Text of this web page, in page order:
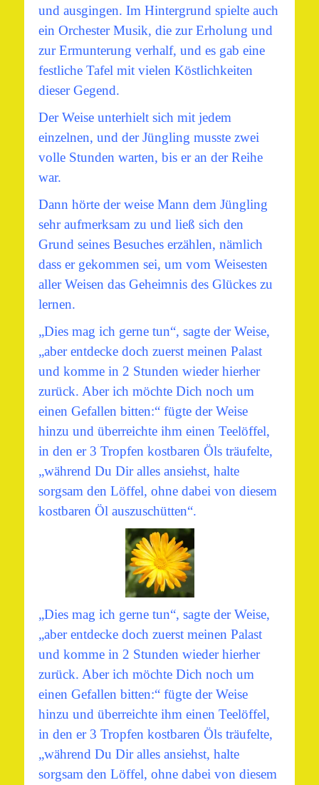
und ausgingen. Im Hintergrund spielte auch
ein Orchester Musik, die zur Erholung und
zur Ermunterung verhalf, und es gab eine
festliche Tafel mit vielen Köstlichkeiten
dieser Gegend.
Der Weise unterhielt sich mit jedem
einzelnen, und der Jüngling musste zwei
volle Stunden warten, bis er an der Reihe
war.
Dann hörte der weise Mann dem Jüngling
sehr aufmerksam zu und ließ sich den
Grund seines Besuches erzählen, nämlich
dass er gekommen sei, um vom Weisesten
aller Weisen das Geheimnis des Glückes zu
lernen.
„Dies mag ich gerne tun“, sagte der Weise,
„aber entdecke doch zuerst meinen Palast
und komme in 2 Stunden wieder hierher
zurück. Aber ich möchte Dich noch um
einen Gefallen bitten:“ fügte der Weise
hinzu und überreichte ihm einen Teelöffel,
in den er 3 Tropfen kostbaren Öls träufelte,
„während Du Dir alles ansiehst, halte
sorgsam den Löffel, ohne dabei von diesem
kostbaren Öl auszuschütten“.
„Dies mag ich gerne tun“, sagte der Weise,
„aber entdecke doch zuerst meinen Palast
und komme in 2 Stunden wieder hierher
zurück. Aber ich möchte Dich noch um
einen Gefallen bitten:“ fügte der Weise
hinzu und überreichte ihm einen Teelöffel,
in den er 3 Tropfen kostbaren Öls träufelte,
„während Du Dir alles ansiehst, halte
sorgsam den Löffel, ohne dabei von diesem